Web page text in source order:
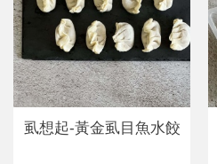
虱想起-黃金虱目魚水餃